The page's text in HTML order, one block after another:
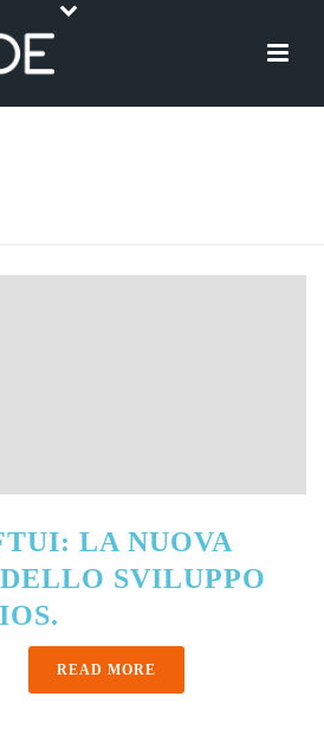
LA NUOVA
SVILUPPO
READ MORE